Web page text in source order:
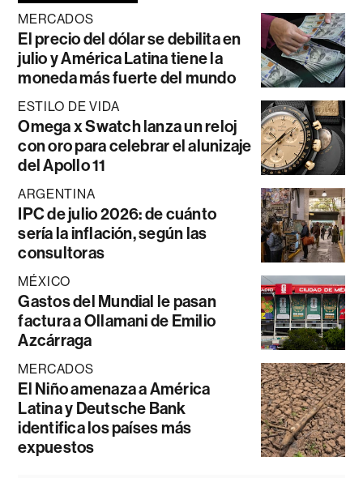
MERCADOS
El precio del dólar se debilita en
julio y América Latina tiene la
moneda más fuerte del mundo
ESTILO DE VIDA
Omega x Swatch lanza un reloj
con oro para celebrar el alunizaje
del Apollo 11
ARGENTINA
IPC de julio 2026: de cuánto
sería la inflación, según las
consultoras
MÉXICO
Gastos del Mundial le pasan
factura a Ollamani de Emilio
Azcárraga
MERCADOS
El Niño amenaza a América
Latina y Deutsche Bank
identifica los países más
expuestos